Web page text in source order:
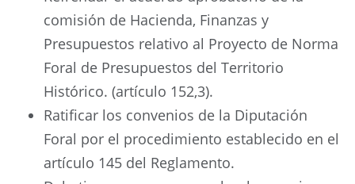
comisión de Hacienda, Finanzas y
Presupuestos relativo al Proyecto de Norma
Foral de Presupuestos del Territorio
Histórico. (artículo 152,3).
Ratificar los convenios de la Diputación
Foral por el procedimiento establecido en el
artículo 145 del Reglamento.